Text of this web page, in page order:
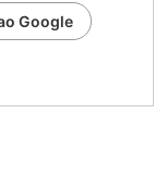
Google